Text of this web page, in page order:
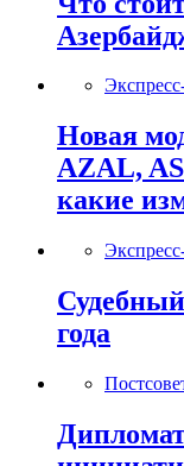
Новая
AZAL,
какие
Судебный
года